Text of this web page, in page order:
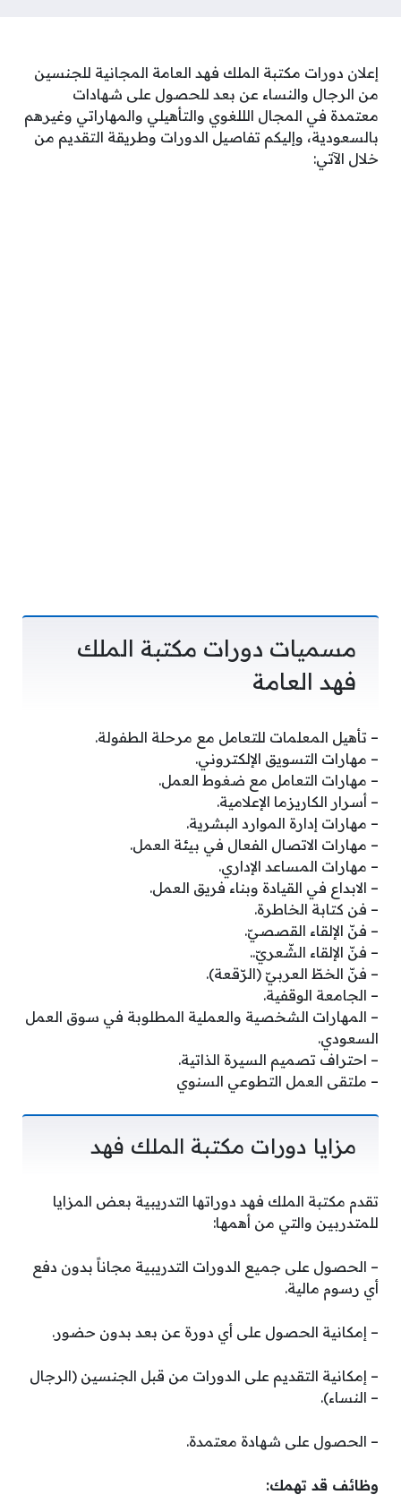
إعلان دورات مكتبة الملك فهد العامة المجانية للجنسين
من الرجال والنساء عن بعد للحصول على شهادات
معتمدة في المجال الللغوي والتأهيلي والمهاراتي وغيرهم
بالسعودية، وإليكم تفاصيل الدورات وطريقة التقديم من
خلال الآتي:
مسميات دورات مكتبة الملك
فهد العامة
– تأهيل المعلمات للتعامل مع مرحلة الطفولة.
– مهارات التسويق الإلكتروني.
– مهارات التعامل مع ضغوط العمل.
– أسرار الكاريزما الإعلامية.
– مهارات إدارة الموارد البشرية.
– مهارات الاتصال الفعال في بيئة العمل.
– مهارات المساعد الإداري.
– الابداع في القيادة وبناء فريق العمل.
– فن كتابة الخاطرة.
– فنّ الإلقاء القصصيّ.
– فنّ الإلقاء الشّعريّ..
– فنّ الخطّ العربيّ (الرّقعة).
– الجامعة الوقفية.
– المهارات الشخصية والعملية المطلوبة في سوق العمل
السعودي.
– احتراف تصميم السيرة الذاتية.
– ملتقى العمل التطوعي السنوي
مزايا دورات مكتبة الملك فهد
تقدم مكتبة الملك فهد دوراتها التدريبية بعض المزايا
للمتدربين والتي من أهمها:
– الحصول على جميع الدورات التدريبية مجاناً بدون دفع
أي رسوم مالية.
– إمكانية الحصول على أي دورة عن بعد بدون حضور.
– إمكانية التقديم على الدورات من قبل الجنسين (الرجال
– النساء).
– الحصول على شهادة معتمدة.
وظائف قد تهمك: